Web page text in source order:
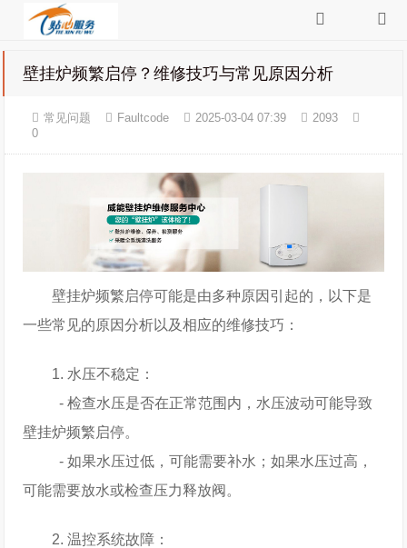
壁挂炉频繁启停？维修技巧与常见原因分析
常见问题 Faultcode 2025-03-04 07:39
2093
0
壁挂炉频繁启停可能是由多种原因引起的，以下是
一些常见的原因分析以及相应的维修技巧：
1. 水压不稳定：
- 检查水压是否在正常范围内，水压波动可能导致
壁挂炉频繁启停。
- 如果水压过低，可能需要补水；如果水压过高，
可能需要放水或检查压力释放阀。
2. 温控系统故障：